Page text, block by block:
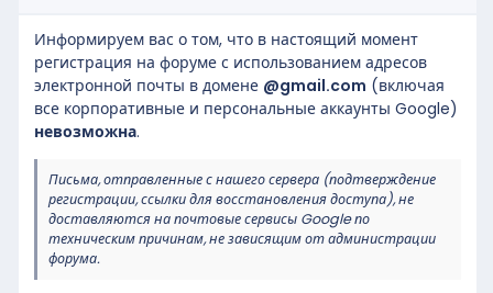
Информируем вас о том, что в настоящий момент
регистрация на форуме с использованием адресов
электронной почты в домене @gmail.com (включая
все корпоративные и персональные аккаунты Google)
невозможна.
Письма, отправленные с нашего сервера (подтверждение
регистрации, ссылки для восстановления доступа), не
доставляются на почтовые сервисы Google по
техническим причинам, не зависящим от администрации
форума.